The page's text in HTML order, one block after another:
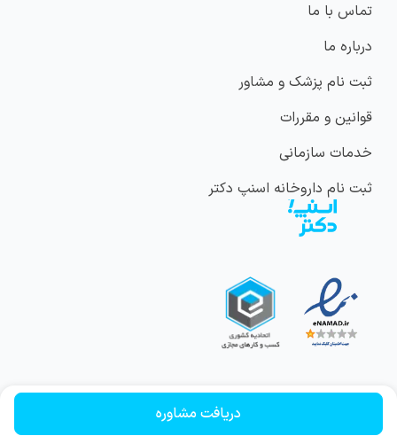
دریافت مشاوره
تماس با ما
درباره ما
ثبت نام پزشک و مشاور
قوانین و مقررات
خدمات سازمانی
ثبت نام داروخانه اسنپ دکتر
کلیه حقوق مادی و معنوی این وب سایت